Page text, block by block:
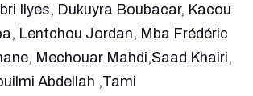
Ilyes, Dukuyra Boubacar, Kacou
Lentchou Jordan, Mba Frédéric
Mechouar Mahdi,Saad Khairi,
Abdellah ,Tami